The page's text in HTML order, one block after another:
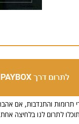
לתרום לנו בלחיצה אחת